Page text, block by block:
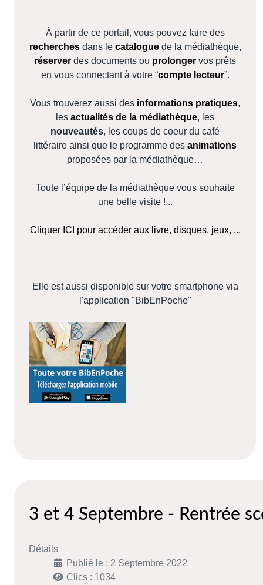
À partir de ce portail, vous pouvez faire des
recherches dans le catalogue de la médiathèque,
réserver des documents ou prolonger vos prêts
en vous connectant à votre “compte lecteur”.
Vous trouverez aussi des informations pratiques,
les actualités de la médiathèque, les
nouveautés, les coups de coeur du café
littéraire ainsi que le programme des animations
proposées par la médiathèque…
Toute l’équipe de la médiathèque vous souhaite
une belle visite !...
Cliquer ICI pour accéder aux livre, disques, jeux, ...
Elle est aussi disponible sur votre smartphone via
l'application "BibEnPoche"
3 et 4 Septembre - Rentrée
Détails
Publié le : 2 Septembre 2022
Clics : 1034